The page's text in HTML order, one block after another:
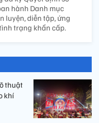
hành Danh mục
luyện, diễn tập, ứng
trạng khẩn cấp.
thuật
khí